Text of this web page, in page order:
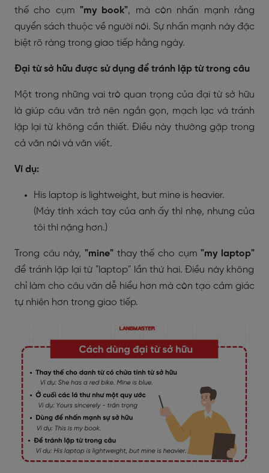
thế cho cụm "my book", mà còn nhấn mạnh rằng
quyển sách thuộc về người nói. Sự nhấn mạnh này đặc
biệt rõ ràng trong giao tiếp hằng ngày.
Đại từ sở hữu được sử dụng để tránh lặp từ trong câu
Một trong những vai trò quan trọng của đại từ sở hữu
là giúp câu văn trở nên ngắn gọn, mạch lạc và tránh
lặp lại từ không cần thiết. Điều này thường gặp trong
cả văn nói và văn viết.
Ví dụ:
His laptop is lightweight, but mine is heavier.
(Máy tính xách tay của anh ấy thì nhẹ, nhưng của
tôi thì nặng hơn.)
Trong câu này, "mine" thay thế cho cụm "my laptop"
để tránh lặp lại từ "laptop" lần thứ hai. Điều này không
chỉ làm cho câu văn dễ hiểu hơn mà còn tạo cảm giác
tự nhiên hơn trong giao tiếp.